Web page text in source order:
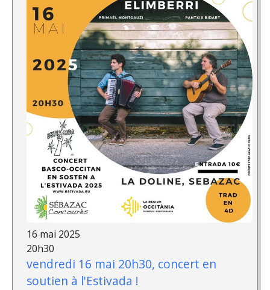
16 mai 2025
20h30
vendredi 16 mai 20h30, concert en
soutien à l'Estivada !